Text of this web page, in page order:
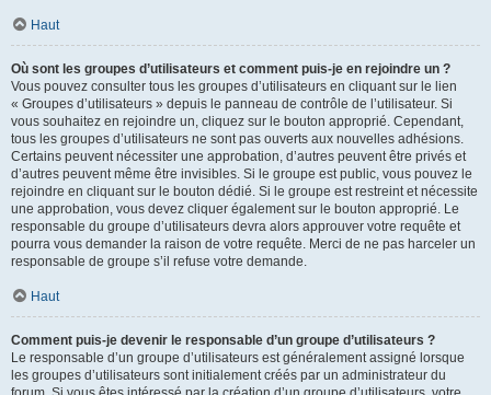
Haut
Où sont les groupes d’utilisateurs et comment puis-je en rejoindre un ?
Vous pouvez consulter tous les groupes d’utilisateurs en cliquant sur le lien
« Groupes d’utilisateurs » depuis le panneau de contrôle de l’utilisateur. Si
vous souhaitez en rejoindre un, cliquez sur le bouton approprié. Cependant,
tous les groupes d’utilisateurs ne sont pas ouverts aux nouvelles adhésions.
Certains peuvent nécessiter une approbation, d’autres peuvent être privés et
d’autres peuvent même être invisibles. Si le groupe est public, vous pouvez le
rejoindre en cliquant sur le bouton dédié. Si le groupe est restreint et nécessite
une approbation, vous devez cliquer également sur le bouton approprié. Le
responsable du groupe d’utilisateurs devra alors approuver votre requête et
pourra vous demander la raison de votre requête. Merci de ne pas harceler un
responsable de groupe s’il refuse votre demande.
Haut
Comment puis-je devenir le responsable d’un groupe d’utilisateurs ?
Le responsable d’un groupe d’utilisateurs est généralement assigné lorsque
les groupes d’utilisateurs sont initialement créés par un administrateur du